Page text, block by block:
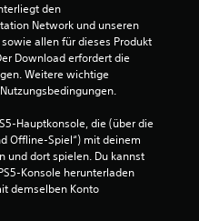
den
Network und unseren
allen für dieses Produkt
Download erfordert die
Weitere wichtige
Hauptkonsole, die (über die
Offline-Spiel“) mit deinem
und dort spielen. Du kannst
Konsole herunterladen
demselben Konto